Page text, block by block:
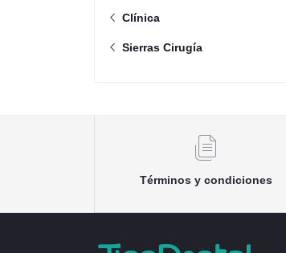
Clínica
Sierras Cirugía
Términos y condiciones